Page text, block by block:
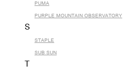
PUMA
PURPLE MOUNTAIN OBSERVATORY
S
STAPLE
SUB SUN